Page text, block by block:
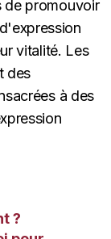
de promouvoir
vitalité. Les
des
à des
?